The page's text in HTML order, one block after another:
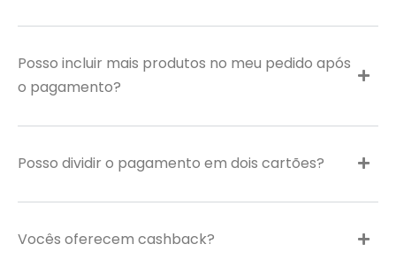
Posso incluir mais produtos no meu pedido após
o pagamento?
Posso dividir o pagamento em dois cartões?
Vocês oferecem cashback?